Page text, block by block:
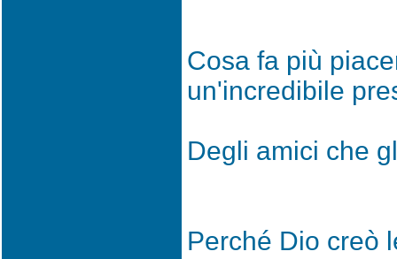
Cosa fa più
un'incredibile
Degli amici che
Perché Dio creò